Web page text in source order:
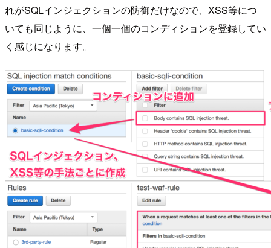
れがSQLインジェクションの防御だけなので、XSS等につ
いても同じように、一個一個のコンディションを登録してい
く感じになります。